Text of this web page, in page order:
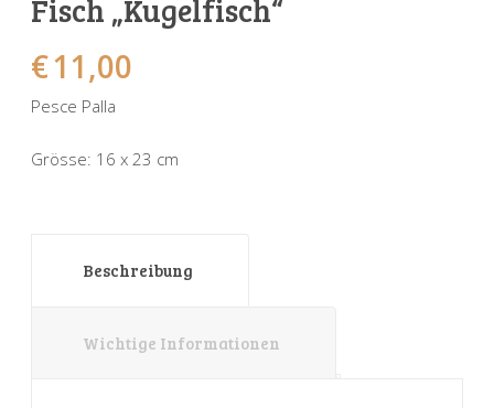
Fisch „Kugelfisch“
€11,00
Pesce Palla
Grösse: 16 x 23 cm
Beschreibung
Wichtige Informationen
Sonnenuhren
Spardosen
Verschiedene
Vögel
Wandtafeln
Verschiedene
Wandschalen
Sockel + Säulen
Tierfiguren
Meeresbewohner
Schildkröten
Schnecken
Schweine + Wildschweine
Vögel
Utensilien
Zwiebel- + Knoblauchtöpfe